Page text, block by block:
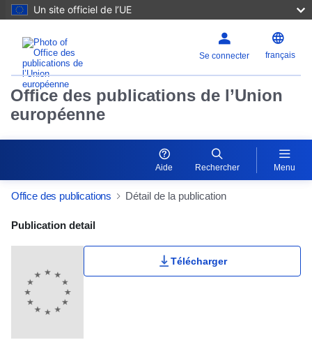
Un site officiel de l’UE
Se connecter français
Office des publications de l’Union
européenne
Aide Rechercher Menu
Office des publications Détail de la publication
Publication Detail Actions Portlet
Publication detail
Télécharger